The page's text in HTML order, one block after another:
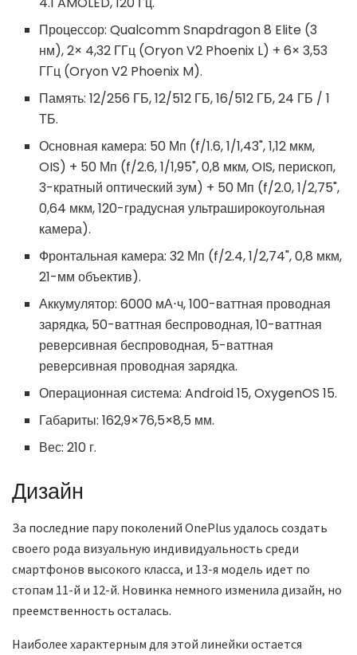
Процессор: Qualcomm Snapdragon 8 Elite (3
нм), 2× 4,32 ГГц (Oryon V2 Phoenix L) + 6× 3,53
ГГц (Oryon V2 Phoenix M).
Память: 12/256 ГБ, 12/512 ГБ, 16/512 ГБ, 24 ГБ / 1
ТБ.
Основная камера: 50 Мп (f/1.6, 1/1,43", 1,12 мкм,
OIS) + 50 Мп (f/2.6, 1/1,95", 0,8 мкм, OIS, перископ,
3-кратный оптический зум) + 50 Мп (f/2.0, 1/2,75",
0,64 мкм, 120-градусная ультраширокоугольная
камера).
Фронтальная камера: 32 Мп (f/2.4, 1/2,74", 0,8 мкм,
21-мм объектив).
Аккумулятор: 6000 мА⋅ч, 100-ваттная проводная
зарядка, 50-ваттная беспроводная, 10-ваттная
реверсивная беспроводная, 5-ваттная
реверсивная проводная зарядка.
Операционная система: Android 15, OxygenOS 15.
Габариты: 162,9×76,5×8,5 мм.
Вес: 210 г.
Дизайн
За последние пару поколений OnePlus удалось создать
своего рода визуальную индивидуальность среди
смартфонов высокого класса, и 13-я модель идет по
стопам 11-й и 12-й. Новинка немного изменила дизайн, но
преемственность осталась.
Наиболее характерным для этой линейки остается